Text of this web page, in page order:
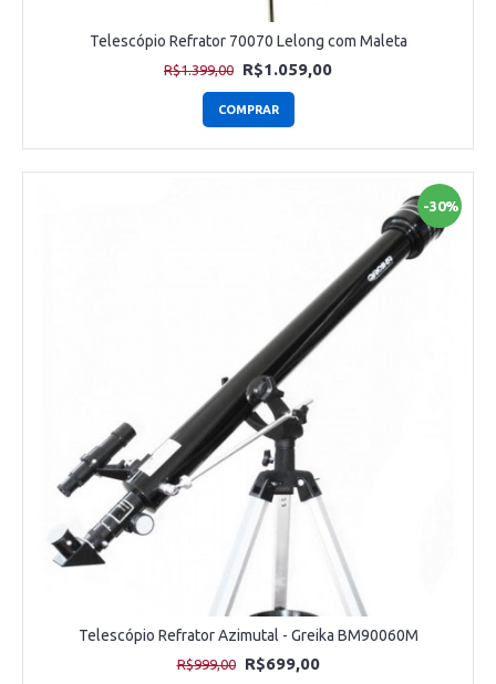
Telescópio Refrator 70070 Lelong com Maleta
R$1.399,00 R$1.059,00
COMPRAR
-30%
Telescópio Refrator Azimutal - Greika BM90060M
R$999,00 R$699,00